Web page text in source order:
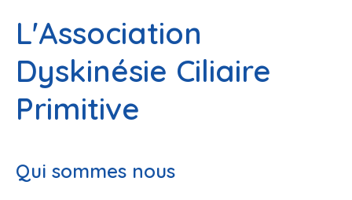
L'Association
Dyskinésie Ciliaire
Primitive
Qui sommes nous